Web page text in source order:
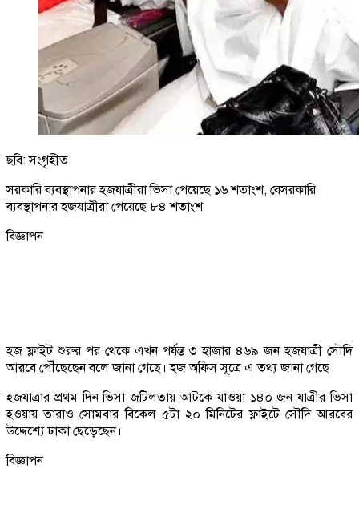
ছবি: সংগৃহীত
সরকারি ব্যবস্থাপনার হজযাত্রীরা ভিসা পেয়েছে ১৬ শতাংশ, বেসরকারি
ব্যবস্থাপনার হজযাত্রীরা পেয়েছে ৮৪ শতাংশ
বিজ্ঞাপন
হজ ফ্লাইট শুরুর পর থেকে এখন পর্যন্ত ৩ হাজার ৪৬৯ জন হজযাত্রী সৌদি
আরবে পৌঁছেছেন বলে জানা গেছে। হজ অফিস সূত্রে এ তথ্য জানা গেছে।
হজযাত্রার প্রথম দিন ভিসা জটিলতায় আটকে যাওয়া ১৪০ জন যাত্রীর ভিসা
হওয়ায় তারাও সোমবার বিকেল ৫টা ২০ মিনিটের ফ্লাইটে সৌদি আরবের
উদ্দেশ্যে ঢাকা ছেড়েছেন।
বিজ্ঞাপন